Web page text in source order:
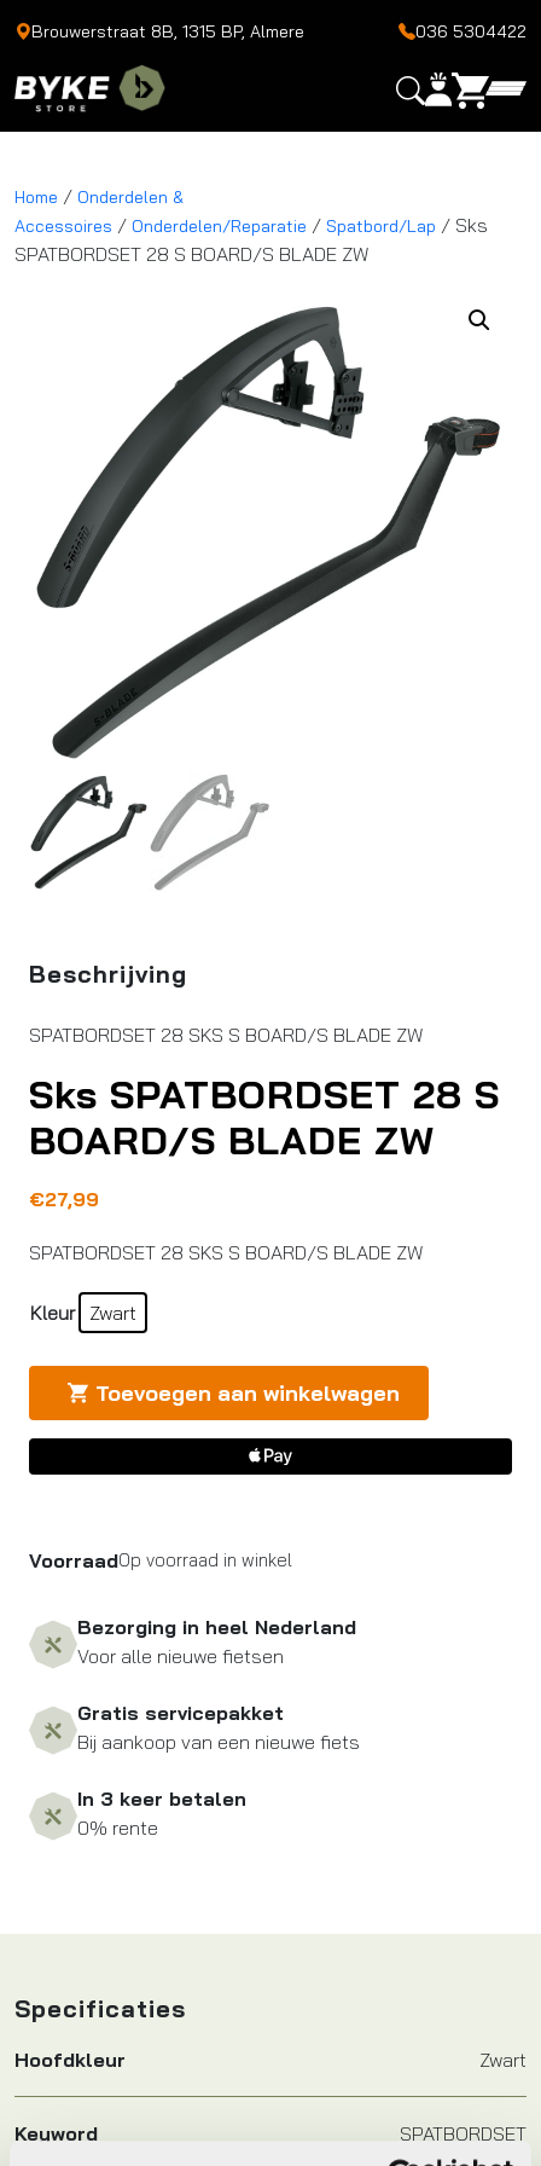
Brouwerstraat 8B, 1315 BP, Almere 036 5304422
Home / Onderdelen &
Accessoires / Onderdelen/Reparatie / Spatbord/Lap / Sks
SPATBORDSET 28 S BOARD/S BLADE ZW
Beschrijving
SPATBORDSET 28 SKS S BOARD/S BLADE ZW
Sks SPATBORDSET 28 S
BOARD/S BLADE ZW
€27,99
SPATBORDSET 28 SKS S BOARD/S BLADE ZW
Kleur Zwart
Toevoegen aan winkelwagen
VoorraadOp voorraad in winkel
Bezorging in heel Nederland
Voor alle nieuwe fietsen
Gratis servicepakket
Bij aankoop van een nieuwe fiets
In 3 keer betalen
0% rente
Specificaties
Hoofdkleur Zwart
Keyword SPATBORDSET